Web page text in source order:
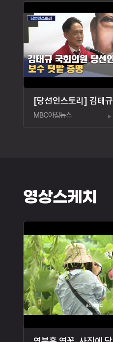
MBC아침뉴스
영상스케치